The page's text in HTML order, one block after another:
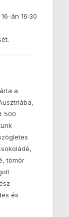
án 16:30
a
500
tömör
és